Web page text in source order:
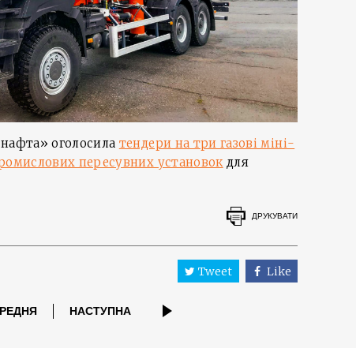
оголосила тендери на три газові міні-
пересувних установок для
ДРУКУВАТИ
Tweet Like
НАСТУПНА